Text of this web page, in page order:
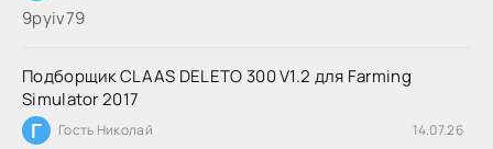
9руіv79
Подборщик CLAAS DELETO 300 V1.2 для Farming
Simulator 2017
Г Гость Николай 14.07.26